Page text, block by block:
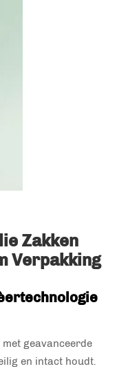
Zakken
Verpakking
geavanceerde
en intact houdt.